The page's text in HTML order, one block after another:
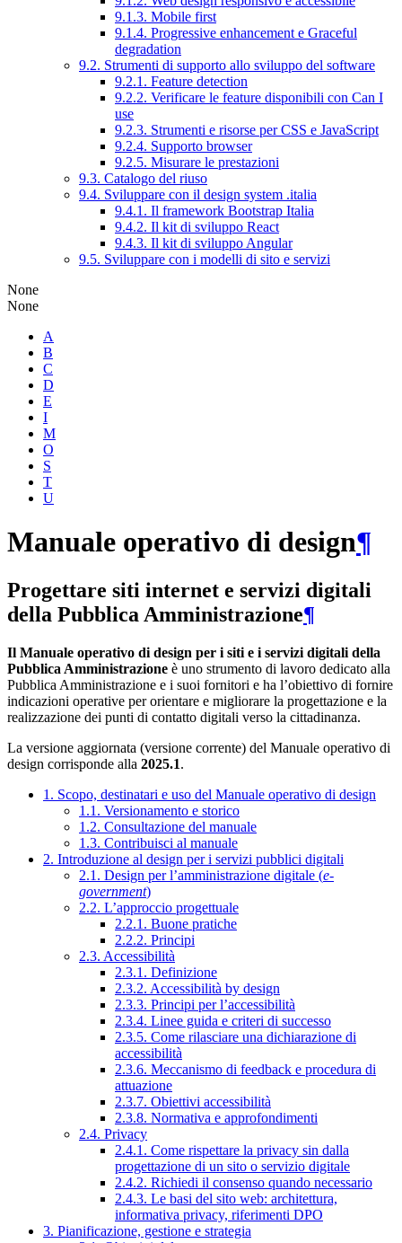
9.1.3. Mobile first
9.1.4. Progressive enhancement e Graceful
degradation
9.2. Strumenti di supporto allo sviluppo del software
9.2.1. Feature detection
9.2.2. Verificare le feature disponibili con Can I
use
9.2.3. Strumenti e risorse per CSS e JavaScript
9.2.4. Supporto browser
9.2.5. Misurare le prestazioni
9.3. Catalogo del riuso
9.4. Sviluppare con il design system .italia
9.4.1. Il framework Bootstrap Italia
9.4.2. Il kit di sviluppo React
9.4.3. Il kit di sviluppo Angular
9.5. Sviluppare con i modelli di sito e servizi
None
None
A
B
C
D
E
I
M
O
S
T
U
Manuale operativo di design¶
Progettare siti internet e servizi digitali
della Pubblica Amministrazione¶
Il Manuale operativo di design per i siti e i servizi digitali della
Pubblica Amministrazione è uno strumento di lavoro dedicato alla
Pubblica Amministrazione e i suoi fornitori e ha l’obiettivo di fornire
indicazioni operative per orientare e migliorare la progettazione e la
realizzazione dei punti di contatto digitali verso la cittadinanza.
La versione aggiornata (versione corrente) del Manuale operativo di
design corrisponde alla 2025.1.
1. Scopo, destinatari e uso del Manuale operativo di design
1.1. Versionamento e storico
1.2. Consultazione del manuale
1.3. Contribuisci al manuale
2. Introduzione al design per i servizi pubblici digitali
2.1. Design per l’amministrazione digitale (e-
government)
2.2. L’approccio progettuale
2.2.1. Buone pratiche
2.2.2. Principi
2.3. Accessibilità
2.3.1. Definizione
2.3.2. Accessibilità by design
2.3.3. Principi per l’accessibilità
2.3.4. Linee guida e criteri di successo
2.3.5. Come rilasciare una dichiarazione di
accessibilità
2.3.6. Meccanismo di feedback e procedura di
attuazione
2.3.7. Obiettivi accessibilità
2.3.8. Normativa e approfondimenti
2.4. Privacy
2.4.1. Come rispettare la privacy sin dalla
progettazione di un sito o servizio digitale
2.4.2. Richiedi il consenso quando necessario
2.4.3. Le basi del sito web: architettura,
informativa privacy, riferimenti DPO
3. Pianificazione, gestione e strategia